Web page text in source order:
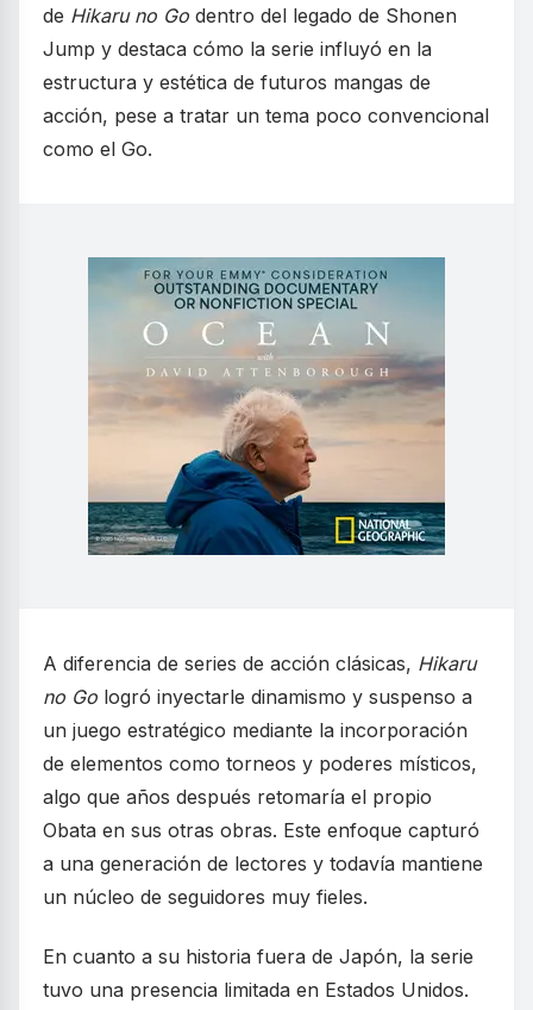
de Hikaru no Go dentro del legado de Shonen
Jump y destaca cómo la serie influyó en la
estructura y estética de futuros mangas de
acción, pese a tratar un tema poco convencional
como el Go.
A diferencia de series de acción clásicas, Hikaru
no Go logró inyectarle dinamismo y suspenso a
un juego estratégico mediante la incorporación
de elementos como torneos y poderes místicos,
algo que años después retomaría el propio
Obata en sus otras obras. Este enfoque capturó
a una generación de lectores y todavía mantiene
un núcleo de seguidores muy fieles.
En cuanto a su historia fuera de Japón, la serie
tuvo una presencia limitada en Estados Unidos.